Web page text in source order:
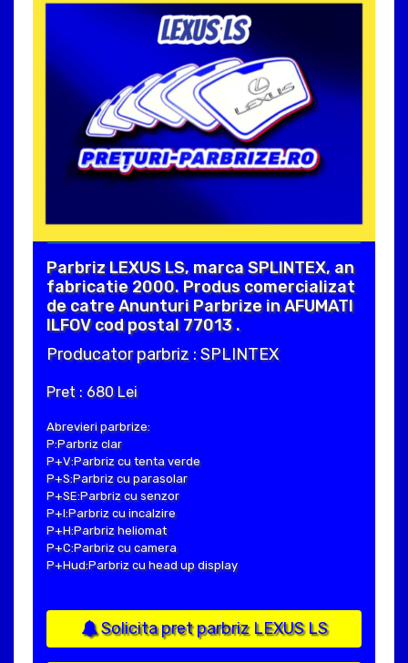
Parbriz LEXUS LS, marca SPLINTEX, an
fabricatie 2000. Produs comercializat
de catre Anunturi Parbrize in AFUMATI
ILFOV cod postal 77013 .
Producator parbriz : SPLINTEX
Pret : 680 Lei
Abrevieri parbrize:
P:Parbriz clar
P+V:Parbriz cu tenta verde
P+S:Parbriz cu parasolar
P+SE:Parbriz cu senzor
P+I:Parbriz cu incalzire
P+H:Parbriz heliomat
P+C:Parbriz cu camera
P+Hud:Parbriz cu head up display
Solicita pret parbriz LEXUS LS